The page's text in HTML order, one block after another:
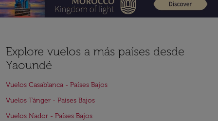
Explore vuelos a más países desde
Yaoundé
Vuelos Casablanca - Países Bajos
Vuelos Tánger - Países Bajos
Vuelos Nador - Países Bajos